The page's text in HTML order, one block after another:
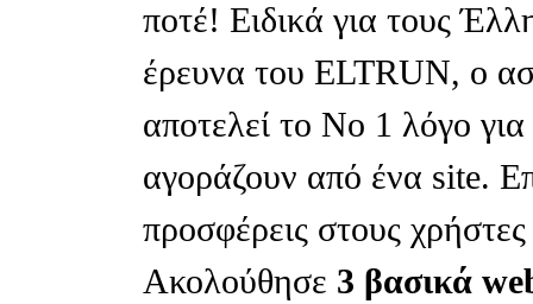
ποτέ! Ειδικά για τους
έρευνα του ELTRUN, ο
αποτελεί το Νο 1 λόγο για
αγοράζουν από ένα site.
προσφέρεις στους
Ακολούθησε 3 βασικά